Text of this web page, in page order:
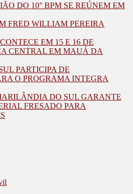
DO 10° BPM SE REÚNEM EM
FRED WILLIAM PEREIRA
EM 15 E 16 DE
CENTRAL EM MAUÁ DA
PARTICIPA DE
O PROGRAMA INTEGRA
DO SUL GARANTE
FRESADO PARA